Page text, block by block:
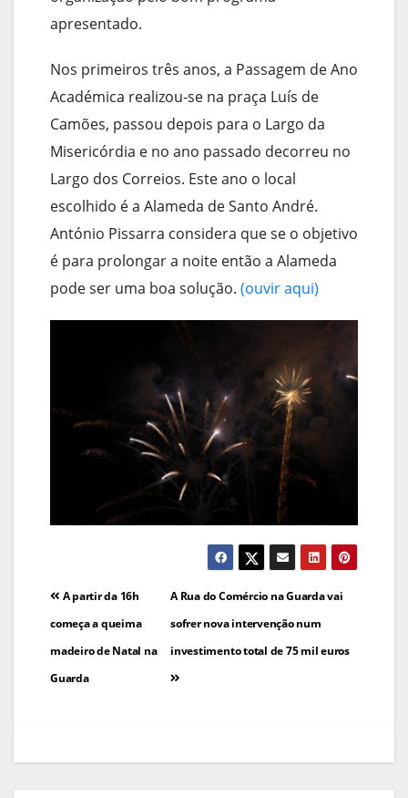
apresentado.
Nos primeiros três anos, a Passagem de Ano
Académica realizou-se na praça Luís de
Camões, passou depois para o Largo da
Misericórdia e no ano passado decorreu no
Largo dos Correios. Este ano o local
escolhido é a Alameda de Santo André.
António Pissarra considera que se o objetivo
é para prolongar a noite então a Alameda
pode ser uma boa solução. (ouvir aqui)
Navegação
de
artigos
A Rua do Comércio na Guarda vai
sofrer nova intervenção num
investimento total de 75 mil euros
A partir da 16h
começa a queima
madeiro de Natal na
Guarda